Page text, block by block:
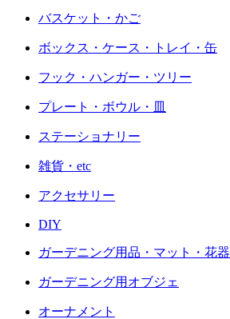
バスケット・かご
ボックス・ケース・トレイ・缶
フック・ハンガー・ツリー
プレート・ボウル・皿
ステーショナリー
雑貨・etc
アクセサリー
DIY
ガーデニング用品・マット・花器
ガーデニング用オブジェ
オーナメント